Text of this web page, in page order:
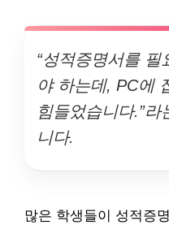
“성적증명서를
야 하는데, PC에
힘들었습니다.”
니다.
많은 학생들이 성적증